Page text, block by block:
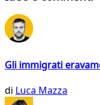
Gli immigrati
di Luca Mazza